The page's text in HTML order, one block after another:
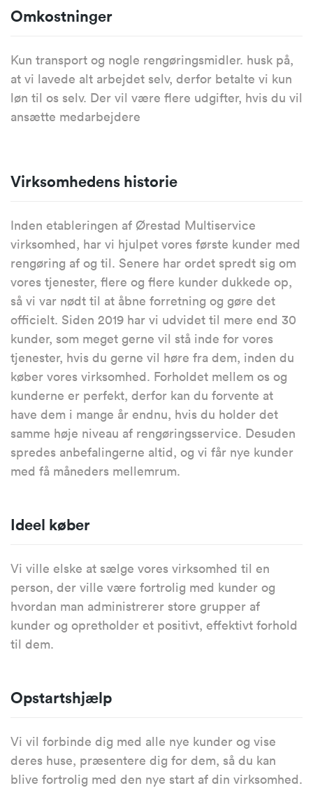
Omkostninger
Kun transport og nogle rengøringsmidler. husk på,
at vi lavede alt arbejdet selv, derfor betalte vi kun
løn til os selv. Der vil være flere udgifter, hvis du vil
ansætte medarbejdere
Virksomhedens historie
Inden etableringen af ​​Ørestad Multiservice
virksomhed, har vi hjulpet vores første kunder med
rengøring af og til. Senere har ordet spredt sig om
vores tjenester, flere og flere kunder dukkede op,
så vi var nødt til at åbne forretning og gøre det
officielt. Siden 2019 har vi udvidet til mere end 30
kunder, som meget gerne vil stå inde for vores
tjenester, hvis du gerne vil høre fra dem, inden du
køber vores virksomhed. Forholdet mellem os og
kunderne er perfekt, derfor kan du forvente at
have dem i mange år endnu, hvis du holder det
samme høje niveau af rengøringsservice. Desuden
spredes anbefalingerne altid, og vi får nye kunder
med få måneders mellemrum.
Ideel køber
Vi ville elske at sælge vores virksomhed til en
person, der ville være fortrolig med kunder og
hvordan man administrerer store grupper af
kunder og opretholder et positivt, effektivt forhold
til dem.
Opstartshjælp
Vi vil forbinde dig med alle nye kunder og vise
deres huse, præsentere dig for dem, så du kan
blive fortrolig med den nye start af din virksomhed.